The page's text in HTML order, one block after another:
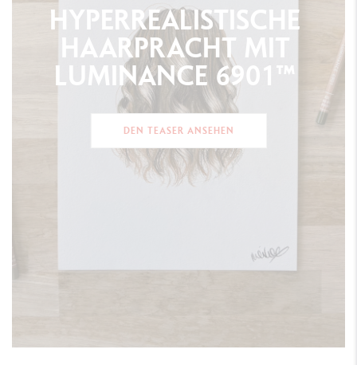
HYPERREALISTISCHE
HAARPRACHT MIT
LUMINANCE 6901™
DEN TEASER ANSEHEN